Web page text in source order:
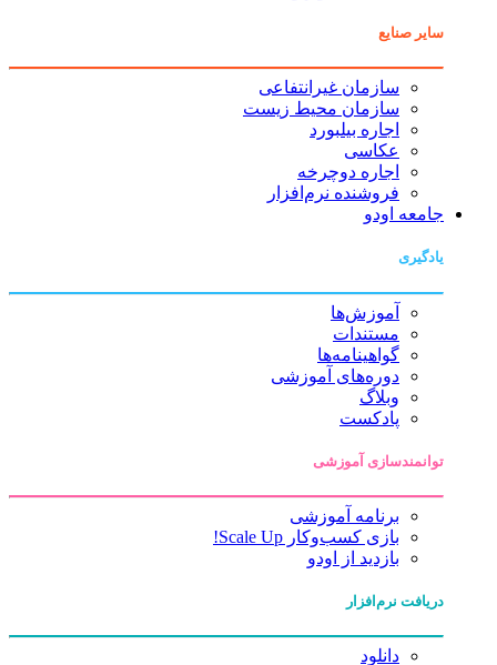
سایر صنایع
سازمان غیرانتفاعی
سازمان محیط زیست
اجاره بیلبورد
عکاسی
اجاره دوچرخه
فروشنده نرم‌افزار
جامعه اودو
یادگیری
آموزش‌ها
مستندات
گواهینامه‌ها
دوره‌های آموزشی
وبلاگ
پادکست
توانمندسازی آموزشی
برنامه آموزشی
بازی کسب‌وکار Scale Up!
بازدید از اودو
دریافت نرم‌افزار
دانلود